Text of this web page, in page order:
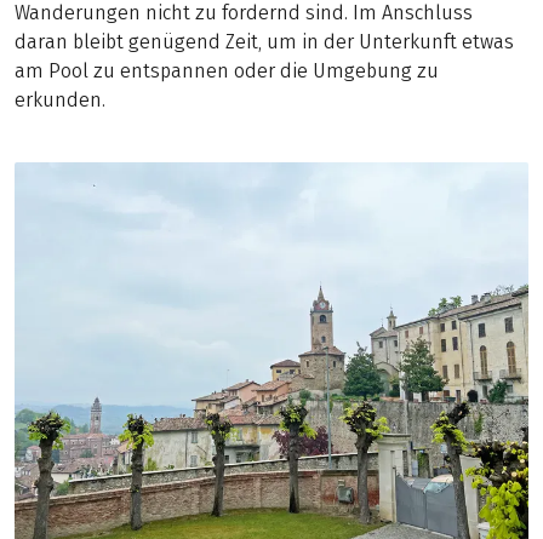
Wanderungen nicht zu fordernd sind. Im Anschluss
daran bleibt genügend Zeit, um in der Unterkunft etwas
am Pool zu entspannen oder die Umgebung zu
erkunden.